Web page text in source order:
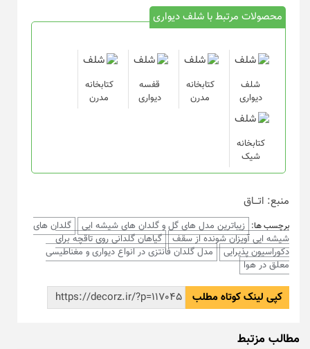
محصولات مرتبط با شلف دیواری
شلف
دیواری
کتابخانه
مدرن
قفسه
دیواری
کتابخانه
مدرن
کتابخانه
شیک
منبع: اتـــاق
برچسب ها: زیباترین مدل های گل و گلدان های شیشه ایی
گلدان های
شیشه ایی آویزان شونده از سقف
گیاهان گلدانی روی تاقچه برای
دکوراسیون پذیرایی
مدل گلدان فانتزی در انواع دیواری و مغناطیسی
معلق در هوا
کپی لینک کوتاه مطلب
مطالب مزتبط